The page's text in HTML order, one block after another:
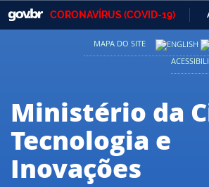
PARA
CONTEÚDO
GOVBR
CORONAVÍRUS (COVID-19)
Casa Civil
Ministério da Justiça e Segurança Pública
Ministério das Relações Exteriores
Ministério da Economia
Ministério da Infraestrutura
MAPA DO SITE
Ministério da
Tecnologia e
Inovações